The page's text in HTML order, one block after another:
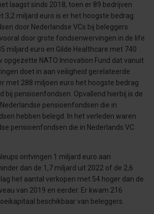
laagst sinds 2018, toen er 89 bedrijven
3,2 miljard euro is er het hoogste bedrag
door Nederlandse VCs bij beleggers
door grote fondsenwervingen in de life
miljard euro en Gilde Healthcare met 740
opgezette NATO Innovation Fund dat vanuit
doet in aan veiligheid gerelateerde
met 288 miljoen euro het hoogste bedrag
bij pensioenfondsen. Opvallend hierbij is de
pensioenfondsen die in
hebben belegd. In het verleden waren
pensioenfondsen die in Nederlands VC
ontvingen 1 miljard euro aan
dan de 1,7 miljard uit 2022 of de 2,6
het aantal verkopen met 54 hoger dan de
van 2019 en eerder. Er kwam 216
beschikbaar van beleggers.